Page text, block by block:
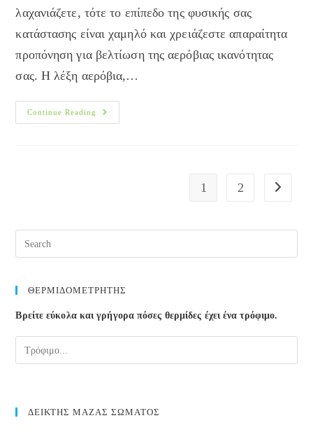
λαχανιάζετε, τότε το επίπεδο της φυσικής σας
κατάστασης είναι χαμηλό και χρειάζεστε απαραίτητα
προπόνηση για βελτίωση της αερόβιας ικανότητας
σας. Η λέξη αερόβια,…
Continue Reading
Αερόβια
Άσκηση:
1 2 Go to
ΘΕΡΜΙΔΟΜΕΤΡΗΤΗΣ
Βρείτε εύκολα και γρήγορα πόσες θερμίδες έχει ένα τρόφιμο.
ΔΕΙΚΤΗΣ ΜΑΖΑΣ ΣΩΜΑΤΟΣ